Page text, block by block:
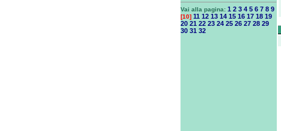
Vai alla pagina: 1 2 3 4 5 6 7 8 9
[10] 11 12 13 14 15 16 17 18 19
20 21 22 23 24 25 26 27 28 29
30 31 32